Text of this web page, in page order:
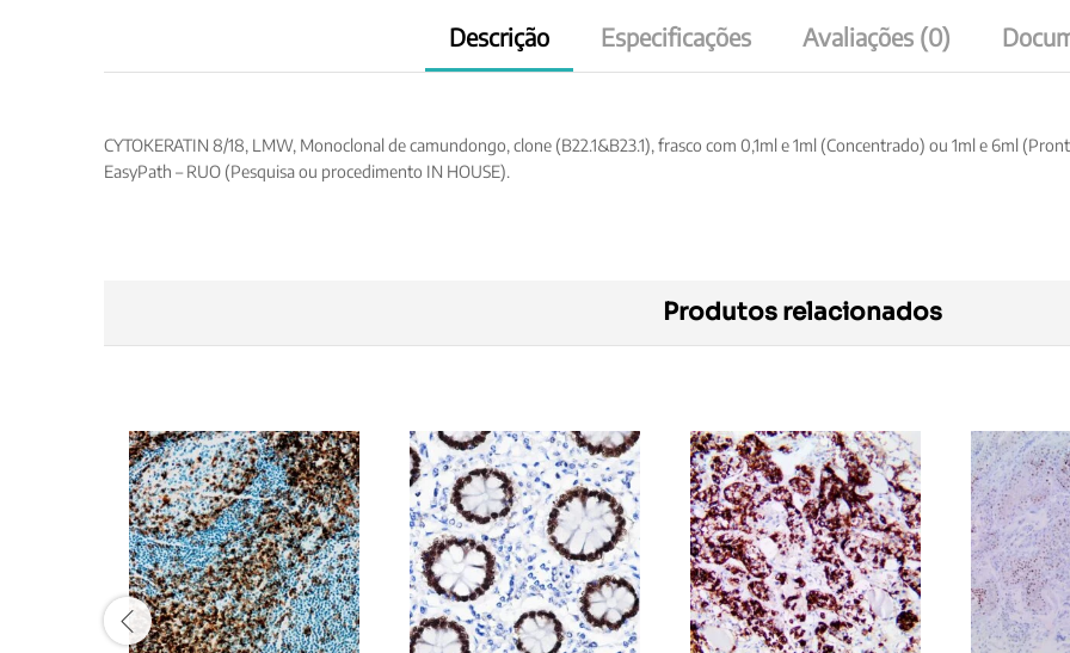
Descrição Especificações Avaliações (0)
CYTOKERATIN 8/18, LMW, Monoclonal de camundongo, clone (B22.1&B23.1), frasco com 0,1ml e 1ml (Concentrado) ou 1ml e 6ml
EasyPath – RUO (Pesquisa ou procedimento IN HOUSE).
Produtos relacionados